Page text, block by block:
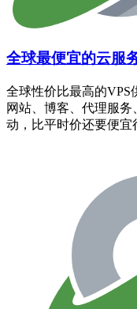
全球最便宜的云服
全球性价比最高的VPS
网站、博客、代理服
动，比平时价还要便宜